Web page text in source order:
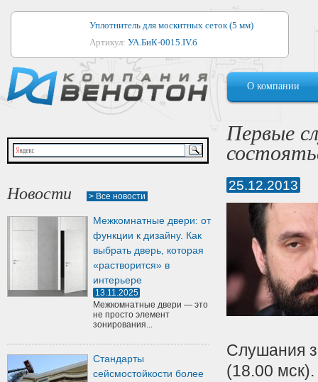
Уплотнитель для москитных сеток (5 мм)
Артикул: УА.БиК-0015.IV.б
Уплотнитель для алюминиевых окон
Артикул:1044
Уплотнитель для деревянных окон
Артикул:УМ.БиК-0062.IV.б
Уплотнитель лоджиевый для (4, 5, 6 мм)
Артикул:
О компании
Новости > Все новости
Межкомнатные двери: от
функции к дизайну. Как
выбрать дверь, которая
«растворится» в
интерьере
13.11.2025
Межкомнатные двери — это
не просто элемент
зонирования...
Стандарты
сейсмостойкости более
Первые
25.12.2013
Слушания
(18.00 мск).